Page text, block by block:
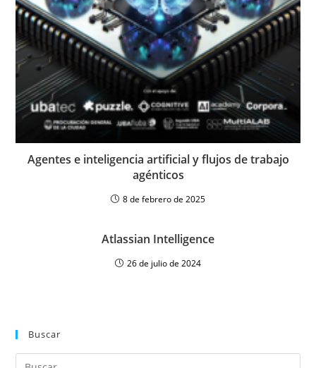
Agentes e inteligencia artificial y flujos de trabajo
agénticos
8 de febrero de 2025
Atlassian Intelligence
26 de julio de 2024
Buscar